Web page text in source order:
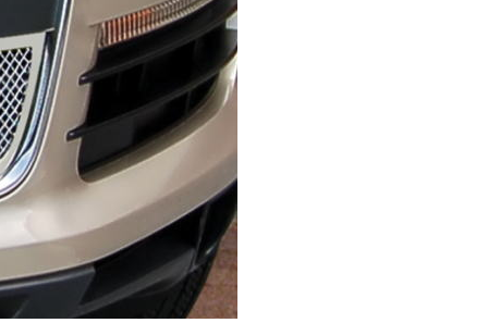
グリル・
タム_グ
_カマロ
タムグリ
・ＧＭＣ
ＭＣ_ユー
_ＣＴＳ
ック_デ